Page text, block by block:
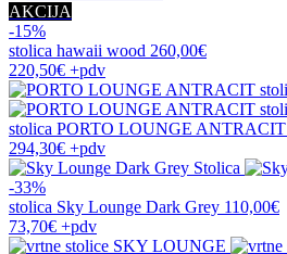
AKCIJA
-15%
stolica hawaii wood 260,00€
220,50€ +pdv
stolica PORTO LOUNGE ANTRACIT
294,30€ +pdv
-33%
stolica Sky Lounge Dark Grey 110,00€
73,70€ +pdv